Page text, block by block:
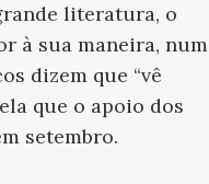
literatura, o
à sua maneira, num
dizem que “vê
que o apoio dos
setembro.